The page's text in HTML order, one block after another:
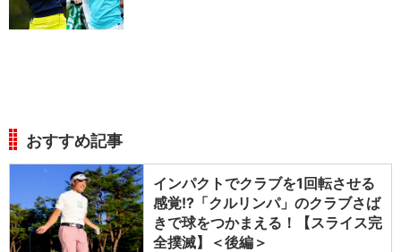
おすすめ記事
インパクトでクラブを1回転させる
感覚!?「クルリンパ」のクラブさば
きで球をつかまえる！【スライス完
全撲滅】＜後編＞